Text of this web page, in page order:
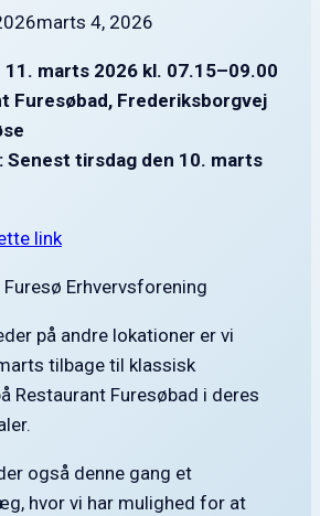
marts 4, 2026
11. marts 2026 kl. 07.15–09.00
Furesøbad, Frederiksborgvej
tirsdag den 10. marts
link
Erhvervsforening
på andre lokationer er vi
tilbage til klassisk
Restaurant Furesøbad i deres
også denne gang et
hvor vi har mulighed for at